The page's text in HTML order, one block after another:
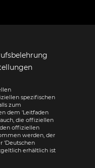
spezifischen
zum
dem 'Leitfaden
die offiziellen
offiziellen
werden, der
'Deutschen
erhältlich ist